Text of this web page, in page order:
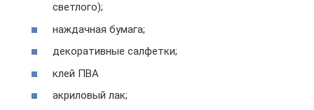
светлого);
наждачная бумага;
декоративные салфетки;
клей ПВА
акриловый лак;